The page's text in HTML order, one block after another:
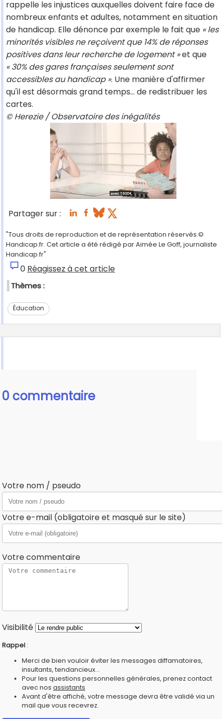
rappelle les injustices auxquelles doivent faire face de
nombreux enfants et adultes, notamment en situation
de handicap. Elle dénonce par exemple le fait que « les
minorités visibles ne reçoivent que 14% de réponses
positives dans leur recherche de logement »et que
« 30% des gares françaises seulement sont
accessibles au handicap ». Une manière d'affirmer
qu'il est désormais grand temps… de redistribuer les
cartes.
© Herezie / Observatoire des inégalités
Partager sur :
"Tous droits de reproduction et de représentation réservés.©
Handicap.fr. Cet article a été rédigé par Aimée Le Goff, journaliste
Handicap.fr"
0 Réagissez à cet article
Thèmes :
Éducation
0 commentaire
Votre nom / pseudo
Votre e-mail (obligatoire et masqué sur le site)
Votre commentaire
Visibilité
Rappel :
Merci de bien vouloir éviter les messages diffamatoires,
insultants, tendancieux...
Pour les questions personnelles générales, prenez contact
avec nos assistants
Avant d'être affiché, votre message devra être validé via un
mail que vous recevrez.